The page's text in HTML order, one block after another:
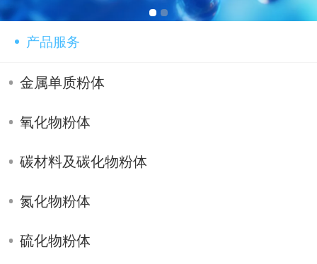
产品服务
金属单质粉体
氧化物粉体
碳材料及碳化物粉体
氮化物粉体
硫化物粉体